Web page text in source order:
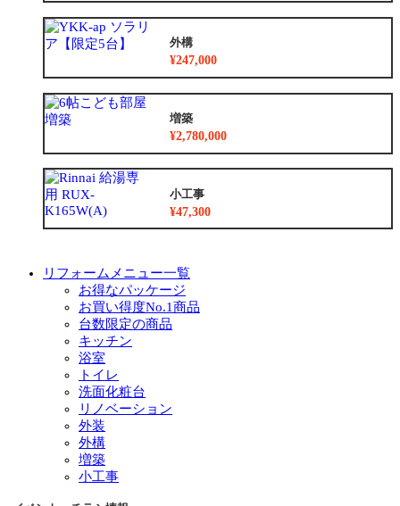
外構
¥247,000
増築
¥2,780,000
小工事
¥47,300
リフォームメニュー一覧
お得なパッケージ
お買い得度No.1商品
台数限定の商品
キッチン
浴室
トイレ
洗面化粧台
リノベーション
外装
外構
増築
小工事